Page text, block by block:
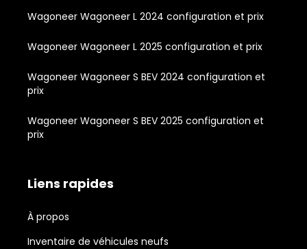
Wagoneer Wagoneer L 2024 configuration et prix
Wagoneer Wagoneer L 2025 configuration et prix
Wagoneer Wagoneer S BEV 2024 configuration et
prix
Wagoneer Wagoneer S BEV 2025 configuration et
prix
Liens rapides
À propos
Inventaire de véhicules neufs